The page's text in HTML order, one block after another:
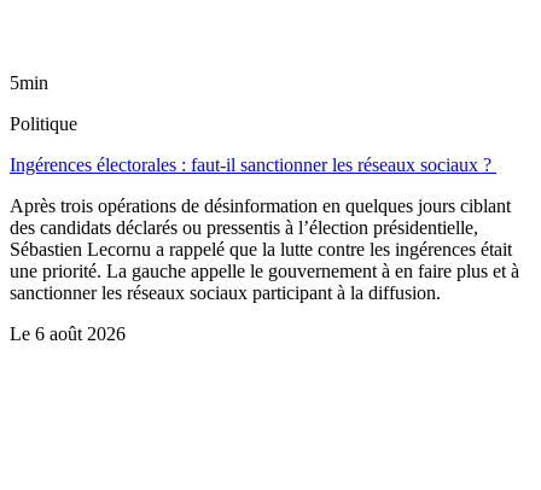
5min
Politique
Ingérences électorales : faut-il sanctionner les réseaux sociaux ?
Après trois opérations de désinformation en quelques jours ciblant
des candidats déclarés ou pressentis à l’élection présidentielle,
Sébastien Lecornu a rappelé que la lutte contre les ingérences était
une priorité. La gauche appelle le gouvernement à en faire plus et à
sanctionner les réseaux sociaux participant à la diffusion.
Le 6 août 2026